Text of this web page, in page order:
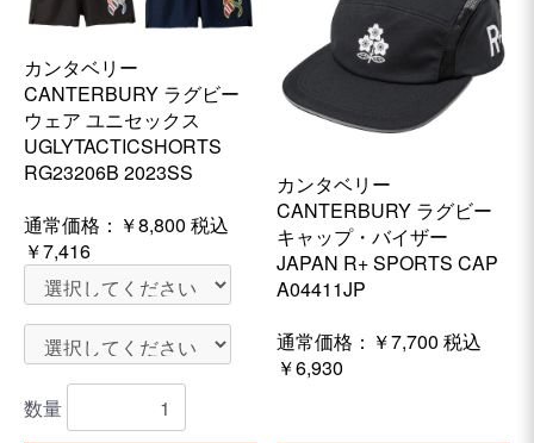
カンタベリー
CANTERBURY ラグビー
ウェア ユニセックス
UGLYTACTICSHORTS
RG23206B 2023SS
通常価格： ￥8,800 税込
￥7,416
数量
カンタベリー
CANTERBURY ラグビー
キャップ・バイザー
JAPAN R+ SPORTS CAP
A04411JP
通常価格： ￥7,700 税込
￥6,930